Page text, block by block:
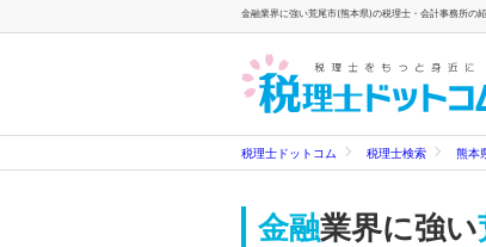
金融業界に強い荒尾市(熊本県)の税理士・会計事務所の
税理士ドットコム 税理士検索 熊本
金融業界に強い